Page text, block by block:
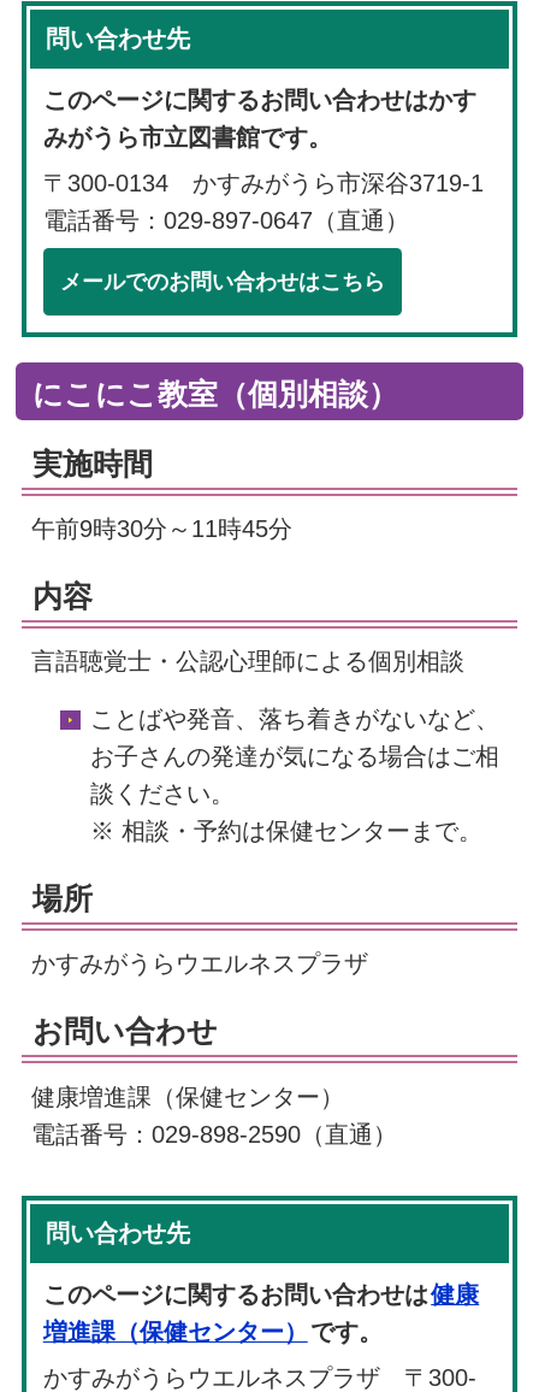
問い合わせ先
このページに関するお問い合わせはかす
みがうら市立図書館です。
〒300-0134 かすみがうら市深谷3719-1
電話番号：029-897-0647（直通）
メールでのお問い合わせはこちら
にこにこ教室（個別相談）
実施時間
午前9時30分～11時45分
内容
言語聴覚士・公認心理師による個別相談
ことばや発音、落ち着きがないなど、
お子さんの発達が気になる場合はご相
談ください。
※ 相談・予約は保健センターまで。
場所
かすみがうらウエルネスプラザ
お問い合わせ
健康増進課（保健センター）
電話番号：029-898-2590（直通）
問い合わせ先
このページに関するお問い合わせは健康
増進課（保健センター）
です。
かすみがうらウエルネスプラザ 〒300-